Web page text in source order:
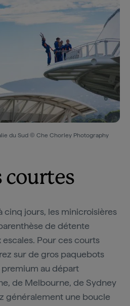
du Sud © Che Chorley Photography
courtes
cinq jours, les minicroisières
de détente
Pour ces courts
sur de gros paquebots
premium au départ
de Melbourne, de Sydney
généralement une boucle